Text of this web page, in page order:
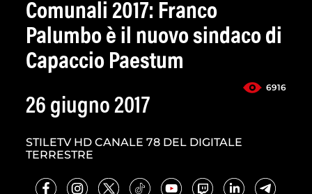
Comunali 2017: Franco
Palumbo è il nuovo sindaco di
Capaccio Paestum
6916
26 giugno 2017
STILETV HD CANALE 78 DEL DIGITALE
TERRESTRE